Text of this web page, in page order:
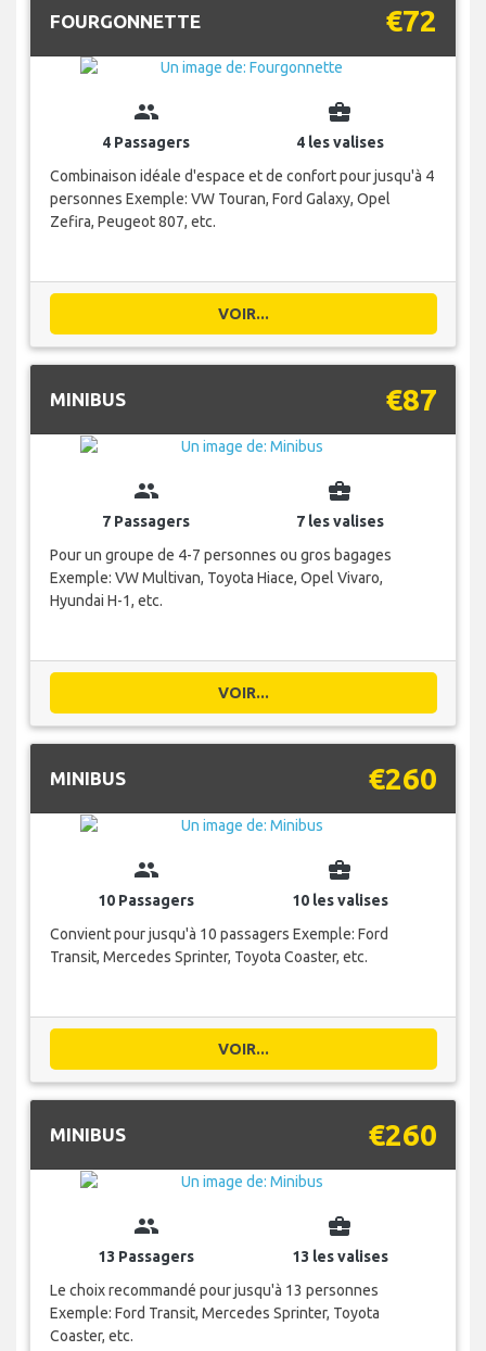
FOURGONNETTE €72
group
4 Passagers
business_center
4 les valises
Combinaison idéale d'espace et de confort pour jusqu'à 4
personnes Exemple: VW Touran, Ford Galaxy, Opel
Zefira, Peugeot 807, etc.
VOIR...
MINIBUS €87
group
7 Passagers
business_center
7 les valises
Pour un groupe de 4-7 personnes ou gros bagages
Exemple: VW Multivan, Toyota Hiace, Opel Vivaro,
Hyundai H-1, etc.
VOIR...
MINIBUS €260
group
10 Passagers
business_center
10 les valises
Convient pour jusqu'à 10 passagers Exemple: Ford
Transit, Mercedes Sprinter, Toyota Coaster, etc.
VOIR...
MINIBUS €260
group
13 Passagers
business_center
13 les valises
Le choix recommandé pour jusqu'à 13 personnes
Exemple: Ford Transit, Mercedes Sprinter, Toyota
Coaster, etc.